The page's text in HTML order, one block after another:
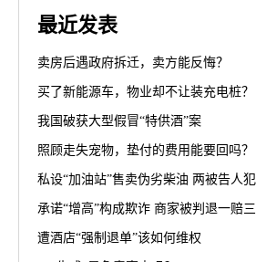
最近发表
卖房后遇政府拆迁，卖方能反悔？
买了新能源车，物业却不让装充电桩？
我国破获大型假冒“特供酒”案
照顾走失宠物，垫付的费用能要回吗？
承诺“增高”构成欺诈 商家被判退一赔三
遭酒店“强制退单”该如何维权